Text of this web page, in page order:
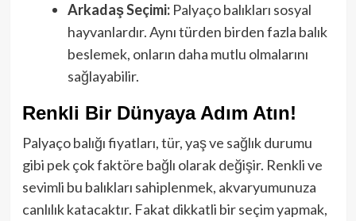
Arkadaş Seçimi:Palyaço balıkları sosyal
hayvanlardır. Aynı türden birden fazla balık
beslemek, onların daha mutlu olmalarını
sağlayabilir.
Renkli Bir Dünyaya Adım Atın!
Palyaço balığı fiyatları, tür, yaş ve sağlık durumu
gibi pek çok faktöre bağlı olarak değişir. Renkli ve
sevimli bu balıkları sahiplenmek, akvaryumunuza
canlılık katacaktır. Fakat dikkatli bir seçim yapmak,